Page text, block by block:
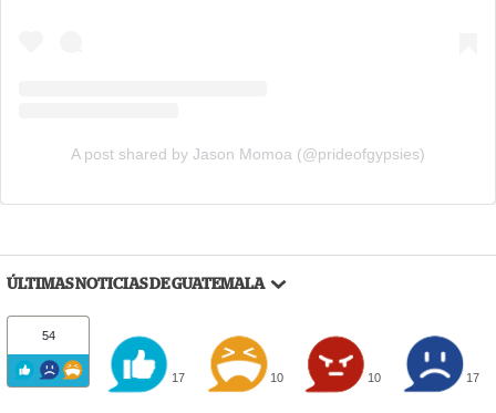
A post shared by Jason Momoa (@prideofgypsies)
ÚLTIMAS NOTICIAS DE GUATEMALA
54
17 10 10 17